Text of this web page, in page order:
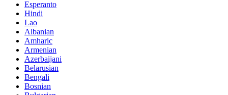
Esperanto
Hindi
Lao
Albanian
Amharic
Armenian
Azerbaijani
Belarusian
Bengali
Bosnian